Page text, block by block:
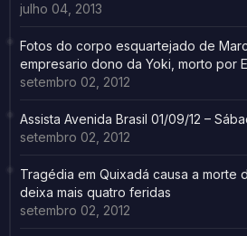
julho 04, 2013
Fotos do corpo esquartejado de
empresario dono da Yoki, morto por
setembro 02, 2012
Assista Avenida Brasil 01/09/12 –
setembro 02, 2012
Tragédia em Quixadá causa a morte
deixa mais quatro feridas
setembro 02, 2012